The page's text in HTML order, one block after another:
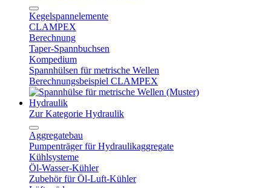
Kegelspannelemente
CLAMPEX
Berechnung
Taper-Spannbuchsen
Kompedium
Spannhülsen für metrische Wellen
Berechnungsbeispiel CLAMPEX
Hydraulik
Zur Kategorie Hydraulik
Aggregatebau
Pumpenträger für Hydraulikaggregate
Kühlsysteme
Öl-Wasser-Kühler
Zubehör für Öl-Luft-Kühler